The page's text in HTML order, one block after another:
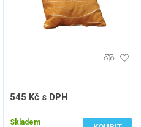
545 Kč s DPH
Skladem